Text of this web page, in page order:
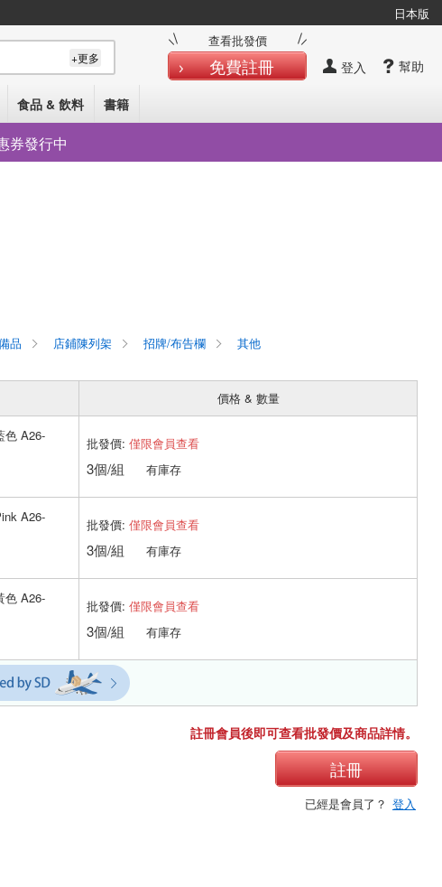
日本版
幫助
登入
查看批發價
免費註冊
+更多
食品 & 飲料 書籍
券發行中
品 店鋪陳列架 招牌/布告欄
其他
價格 & 數量
色 A26-
批發價: 僅限會員查看
3個/組 有庫存
A26-
批發價: 僅限會員查看
3個/組 有庫存
色 A26-
批發價: 僅限會員查看
3個/組 有庫存
註冊會員後即可查看批發價及商品詳情。
註冊
已經是會員了？ 登入